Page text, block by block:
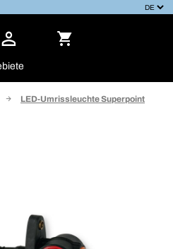
LED-Umrissleuchte Superpoint